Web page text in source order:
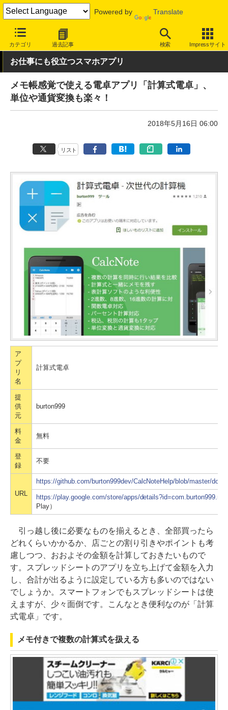
Powered by Translate
カテゴリ 過去記事 検索 Impressサイト
INTERNET Watch サービス/ソフト ソフトウェア スマートフ
お仕事にも役立つスマホアプリ
メモ帳感覚で使える電卓アプリ「計算式電卓」、
単位や通貨変換も楽々！
2018年5月16日 06:00
リスト
ア
プ
リ
名
計算式電卓
提
供
元
burton999
料
金
無料
登
録
不要
URL
https://github.com/burton999dev/CalcNoteHelp/blob/master/
https://play.google.com/store/apps/
Play）
引っ越し後に必要なものを揃えるとき、全部買ったら
どれくらいかかるか、店ごとの割り引きやポイントも考
慮しつつ、おおよその金額を計算しておきたいもので
す。スプレッドシートのアプリを立ち上げて金額を入力
し、合計が出るように設定している方も多いのではない
でしょうか。スマートフォンでもスプレッドシートは使
えますが、少々面倒です。こんなとき便利なのが「計算
式電卓」です。
メモ付きで複数の計算式を扱える